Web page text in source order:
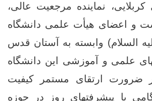
نماینده مرجعیت عالی،
و اعضای هیأت علمی دانشگاه
‌السلام) وابسته به آستان قدس
علمی و آموزشی این دانشگاه
ضرورت ارتقای مستمر کیفیت
با پیشرفتهای روز در حوزه‌